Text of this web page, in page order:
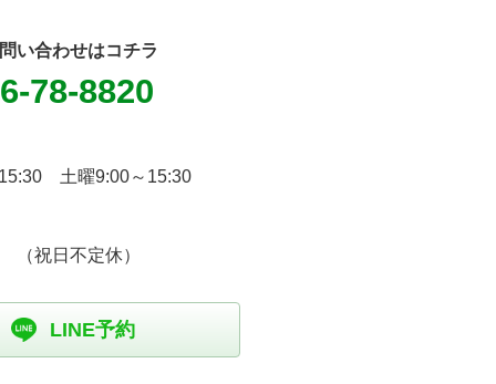
い合わせはコチラ
78-8820
土曜9:00～15:30
（祝日不定休）
LINE予約